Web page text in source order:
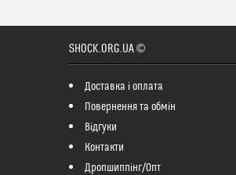
SHOCK.ORG.UA ©
Доставка і оплата
Повернення та обмін
Відгуки
Контакти
Дропшиппінг/Опт